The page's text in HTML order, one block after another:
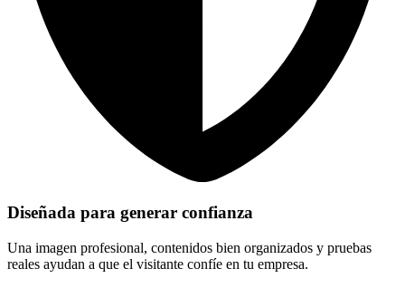
Diseñada para generar confianza
Una imagen profesional, contenidos bien organizados y pruebas
reales ayudan a que el visitante confíe en tu empresa.